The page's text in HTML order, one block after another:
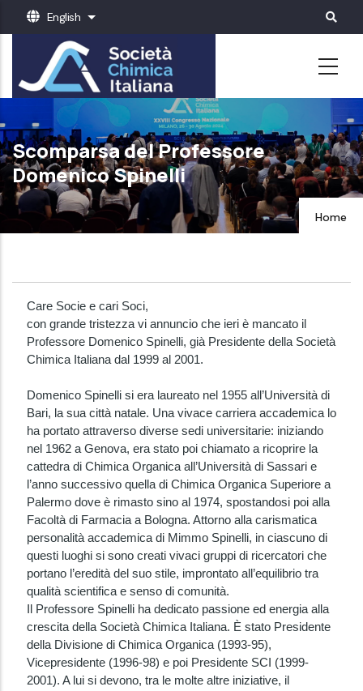
content
English List additional actions
Scomparsa del Professore
Domenico Spinelli
Home
Care Socie e cari Soci,
con grande tristezza vi annuncio che ieri è mancato il
Professore Domenico Spinelli, già Presidente della Società
Chimica Italiana dal 1999 al 2001.
Domenico Spinelli si era laureato nel 1955 all’Università di
Bari, la sua città natale. Una vivace carriera accademica lo
ha portato attraverso diverse sedi universitarie: iniziando
nel 1962 a Genova, era stato poi chiamato a ricoprire la
cattedra di Chimica Organica all’Università di Sassari e
l’anno successivo quella di Chimica Organica Superiore a
Palermo dove è rimasto sino al 1974, spostandosi poi alla
Facoltà di Farmacia a Bologna. Attorno alla carismatica
personalità accademica di Mimmo Spinelli, in ciascuno di
questi luoghi si sono creati vivaci gruppi di ricercatori che
portano l’eredità del suo stile, improntato all’equilibrio tra
qualità scientifica e senso di comunità.
Il Professore Spinelli ha dedicato passione ed energia alla
crescita della Società Chimica Italiana. È stato Presidente
della Divisione di Chimica Organica (1993-95),
Vicepresidente (1996-98) e poi Presidente SCI (1999-
2001). A lui si devono, tra le molte altre iniziative, il